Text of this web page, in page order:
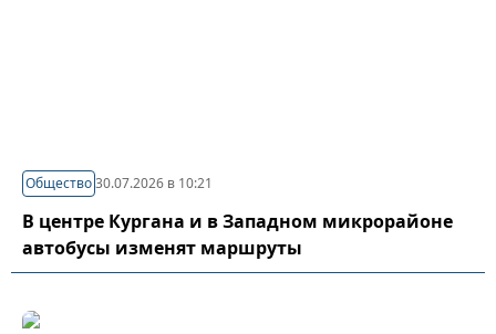
Общество30.07.2026 в 10:21
В центре Кургана и в Западном микрорайоне
автобусы изменят маршруты